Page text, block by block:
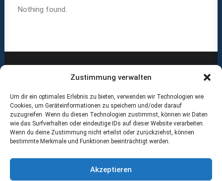
Zustimmung verwalten
Um dir ein optimales Erlebnis zu bieten, verwenden wir Technologien wie
Cookies, um Geräteinformationen zu speichern und/oder darauf
zuzugreifen. Wenn du diesen Technologien zustimmst, können wir Daten
wie das Surfverhalten oder eindeutige IDs auf dieser Website verarbeiten.
Wenn du deine Zustimmung nicht erteilst oder zurückziehst, können
bestimmte Merkmale und Funktionen beeinträchtigt werden.
Akzeptieren
Nothing found.
ABOUT US
RECOMMENDED